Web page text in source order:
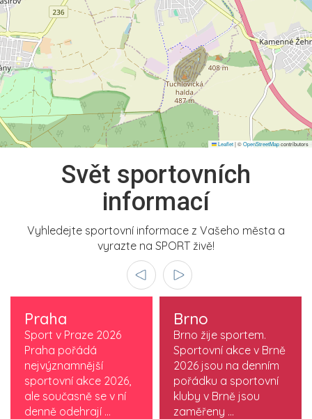
Leaflet|©OpenStreetMapcontributors
Svět sportovních
informací
Vyhledejte sportovní informace z Vašeho města a
vyrazte na SPORT živě!
Praha
Sport v Praze 2026
Praha pořádá
nejvýznamnější
sportovní akce 2026,
ale současně se v ní
denně odehrají ...
Brno
Brno žije sportem.
Sportovní akce v Brně
2026 jsou na denním
pořádku a sportovní
kluby v Brně jsou
zaměřeny ...